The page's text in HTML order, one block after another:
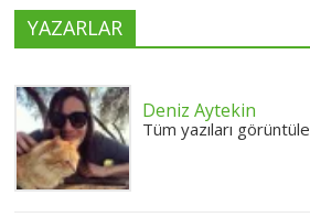
YAZARLAR
Deniz Aytekin
Tüm yazıları görüntüle